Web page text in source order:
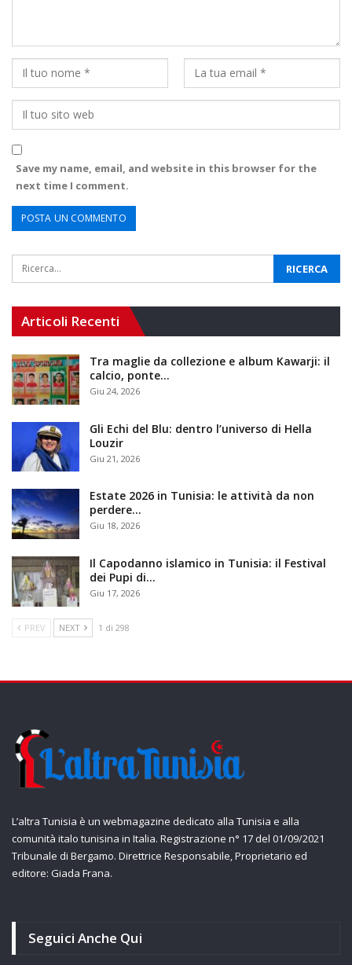
Save my name, email, and website in this browser for the
next time I comment.
Articoli Recenti
Tra maglie da collezione e album Kawarji: il
calcio, ponte…
Giu 24, 2026
Gli Echi del Blu: dentro l’universo di Hella
Louzir
Giu 21, 2026
Estate 2026 in Tunisia: le attività da non
perdere…
Giu 18, 2026
Il Capodanno islamico in Tunisia: il Festival
dei Pupi di…
Giu 17, 2026
PREV NEXT 1 di 298
L’altra Tunisia è un webmagazine dedicato alla Tunisia e alla
comunità italo tunisina in Italia. Registrazione n° 17 del 01/09/2021
Tribunale di Bergamo. Direttrice Responsabile, Proprietario ed
editore: Giada Frana.
Seguici Anche Qui